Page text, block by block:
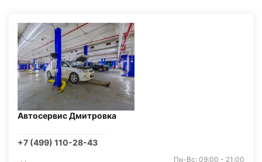
Автосервис Дмитровка
+7 (499) 110-28-43
Пн-Вс: 09:00 - 21:00